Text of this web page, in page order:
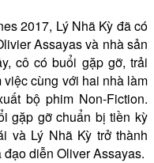
2017, Lý Nhã Kỳ đã có
Assayas và nhà sản
cô có buổi gặp gỡ, trải
cùng với hai nhà làm
bộ phim Non-Fiction.
gặp gỡ chuẩn bị tiền kỳ
và Lý Nhã Kỳ trở thành
diễn Oliver Assayas.